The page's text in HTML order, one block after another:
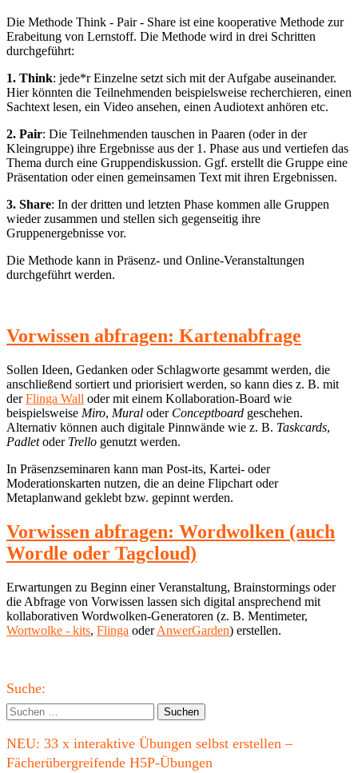
Die Methode Think - Pair - Share ist eine kooperative Methode zur
Erabeitung von Lernstoff. Die Methode wird in drei Schritten
durchgeführt:
1. Think: jede*r Einzelne setzt sich mit der Aufgabe auseinander.
Hier könnten die Teilnehmenden beispielsweise recherchieren, einen
Sachtext lesen, ein Video ansehen, einen Audiotext anhören etc.
2. Pair: Die Teilnehmenden tauschen in Paaren (oder in der
Kleingruppe) ihre Ergebnisse aus der 1. Phase aus und vertiefen das
Thema durch eine Gruppendiskussion. Ggf. erstellt die Gruppe eine
Präsentation oder einen gemeinsamen Text mit ihren Ergebnissen.
3. Share: In der dritten und letzten Phase kommen alle Gruppen
wieder zusammen und stellen sich gegenseitig ihre
Gruppenergebnisse vor.
Die Methode kann in Präsenz- und Online-Veranstaltungen
durchgeführt werden.
Vorwissen abfragen: Kartenabfrage
Sollen Ideen, Gedanken oder Schlagworte gesammt werden, die
anschließend sortiert und priorisiert werden, so kann dies z. B. mit
derFlinga Wall oder mit einem Kollaboration-Board wie
beispielsweise Miro, Mural oder Conceptboard geschehen.
Alternativ können auch digitale Pinnwände wie z. B. Taskcards,
Padletoder Trello genutzt werden.
In Präsenzseminaren kann man Post-its, Kartei- oder
Moderationskarten nutzen, die an deine Flipchart oder
Metaplanwand geklebt bzw. gepinnt werden.
Vorwissen abfragen: Wordwolken (auch
Wordle oder Tagcloud)
Erwartungen zu Beginn einer Veranstaltung, Brainstormings oder
die Abfrage von Vorwissen lassen sich digital ansprechend mit
kollaborativen Wordwolken-Generatoren (z. B. Mentimeter,
Wortwolke - kits, Flinga oderAnwerGarden) erstellen.
Haupt-
Seitenleiste
Suche:
Suchen
nach:
NEU: 33 x interaktive Übungen selbst erstellen –
Fächerübergreifende H5P-Übungen